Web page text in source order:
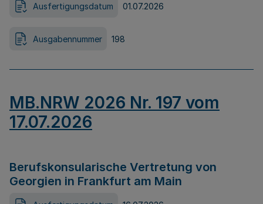
Ausfertigungsdatum 01.07.2026
Ausgabennummer 198
MB.NRW 2026 Nr. 197 vom
17.07.2026
Berufskonsularische Vertretung von
Georgien in Frankfurt am Main